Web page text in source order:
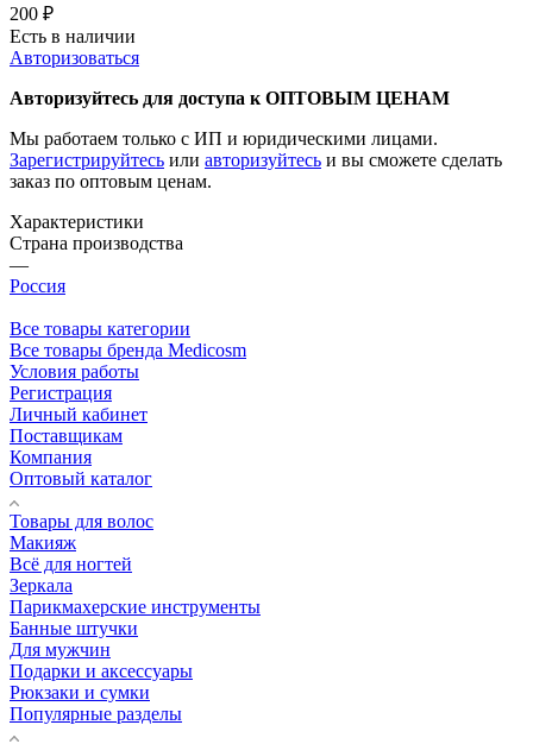
200 ₽
Есть в наличии
Авторизоваться
Авторизуйтесь для доступа к ОПТОВЫМ ЦЕНАМ
Мы работаем только с ИП и юридическими лицами.
Зарегистрируйтесь или авторизуйтесь и вы сможете сделать
заказ по оптовым ценам.
Характеристики
Страна производства
—
Россия
Все товары категории
Все товары бренда Medicosm
Условия работы
Регистрация
Личный кабинет
Поставщикам
Компания
Оптовый каталог
Товары для волос
Макияж
Всё для ногтей
Зеркала
Парикмахерские инструменты
Банные штучки
Для мужчин
Подарки и аксессуары
Рюкзаки и сумки
Популярные разделы